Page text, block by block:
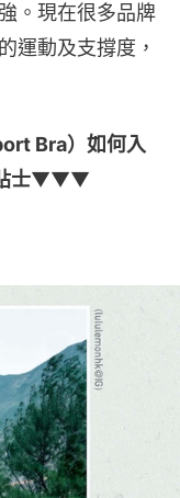
。現在很多品牌
運動及支撐度，
Bra）如何入
士▼▼▼